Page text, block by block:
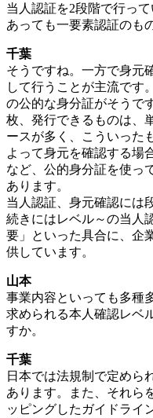
当人認証を2段階で行っ
あっても一要素認証のも
千葉
そうですね。一方で身元
して行うことが主流です
の公的な身分証がそうで
枚、発行できるものは、
ースが多く、こういった
よって身元を確認する場
など、公的身分証を使っ
あります。
当人認証、身元確認には
続きにはレベル～の当人
要」といった具合に、企
供しています。
山本
事業内容といっても多種
求められる本人確認レベ
すか。
千葉
日本では法規制で定めら
あります。また、それら
ッピングしたガイドライ